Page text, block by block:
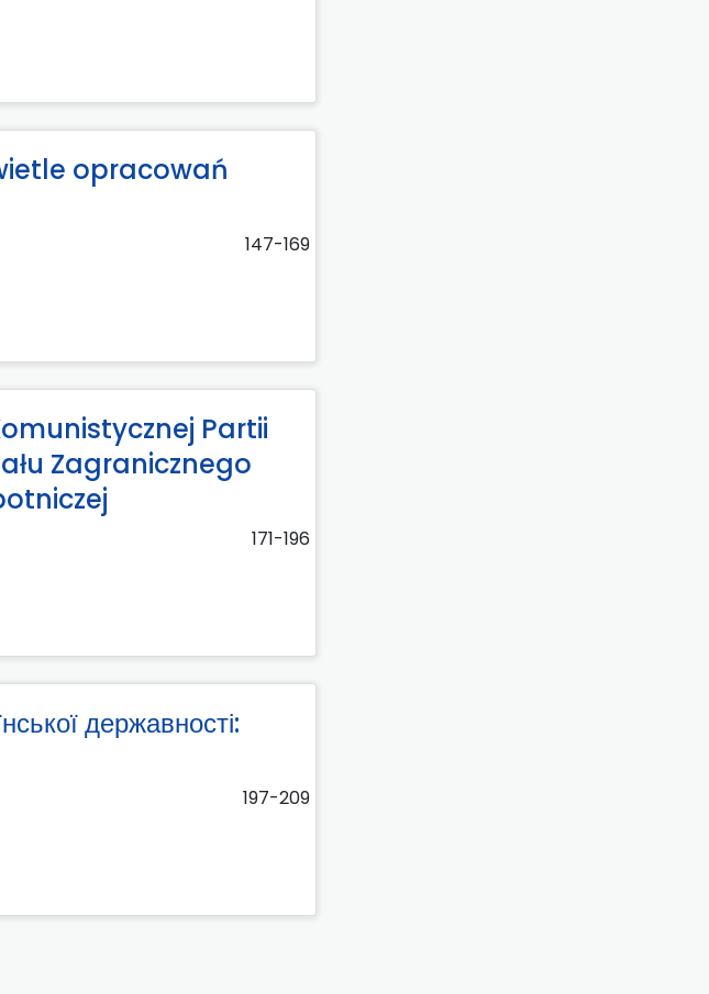
opracowań
147-169
Partii
Zagranicznego
171-196
державності:
197-209